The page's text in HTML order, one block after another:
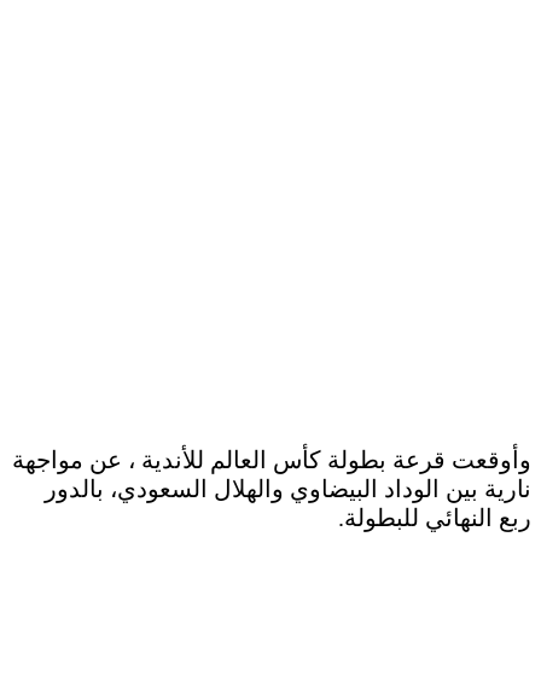
وأوقعت قرعة بطولة كأس العالم للأندية ، عن مواجهة
نارية بين الوداد البيضاوي والهلال السعودي، بالدور
ربع النهائي للبطولة.